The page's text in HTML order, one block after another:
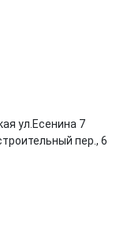
ул.Есенина 7
пер., 6